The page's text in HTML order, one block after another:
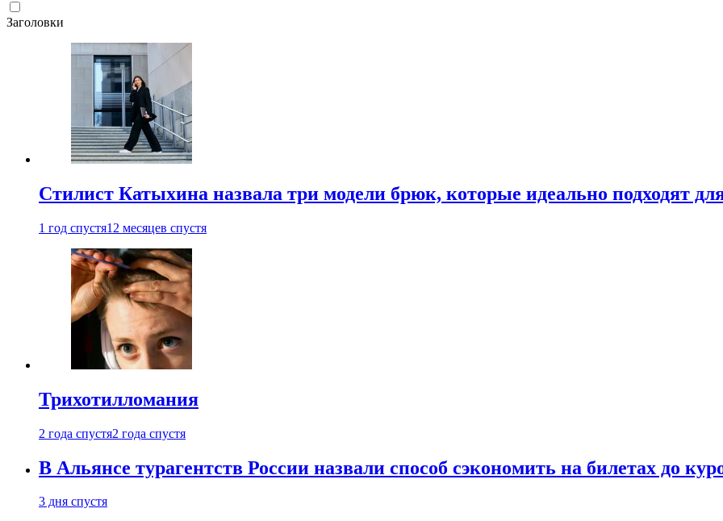
Заголовки
Стилист Катыхина назвала три модели брюк, которые идеально подходят
1 год спустя12 месяцев спустя
Трихотилломания
2 года спустя2 года спустя
В Альянсе турагентств России назвали способ сэкономить на билетах до
3 дня спустя